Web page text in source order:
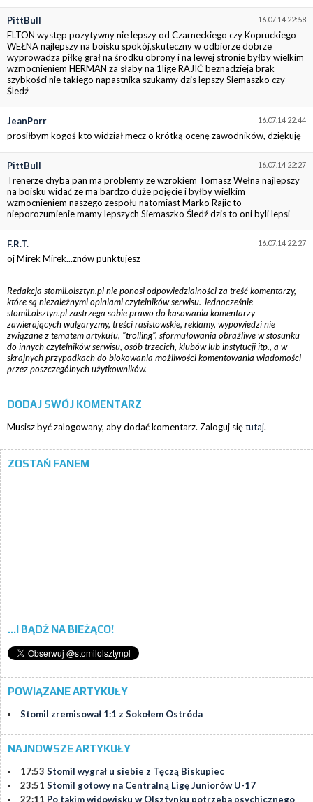
16.07.14 22:58
PittBull
ELTON występ pozytywny nie lepszy od Czarneckiego czy Kopruckiego
WEŁNA najlepszy na boisku spokój,skuteczny w odbiorze dobrze
wyprowadza piłkę grał na środku obrony i na lewej stronie byłby wielkim
wzmocnieniem HERMAN za słaby na 1lige RAJIĆ beznadzieja brak
szybkości nie takiego napastnika szukamy dzis lepszy Siemaszko czy
Śledź
16.07.14 22:44
JeanPorr
prosiłbym kogoś kto widział mecz o krótką ocenę zawodników, dziękuję
16.07.14 22:27
PittBull
Trenerze chyba pan ma problemy ze wzrokiem Tomasz Wełna najlepszy
na boisku widać ze ma bardzo duże pojęcie i byłby wielkim
wzmocnieniem naszego zespołu natomiast Marko Rajic to
nieporozumienie mamy lepszych Siemaszko Śledź dzis to oni byli lepsi
16.07.14 22:27
F.R.T.
oj Mirek Mirek...znów punktujesz
Redakcja stomil.olsztyn.pl nie ponosi odpowiedzialności za treść komentarzy,
które są niezależnymi opiniami czytelników serwisu. Jednocześnie
stomil.olsztyn.pl zastrzega sobie prawo do kasowania komentarzy
zawierających wulgaryzmy, treści rasistowskie, reklamy, wypowiedzi nie
związane z tematem artykułu, "trolling", sformułowania obraźliwe w stosunku
do innych czytelników serwisu, osób trzecich, klubów lub instytucji itp., a w
skrajnych przypadkach do blokowania możliwości komentowania wiadomości
przez poszczególnych użytkowników.
DODAJ SWÓJ KOMENTARZ
Musisz być zalogowany, aby dodać komentarz. Zaloguj siętutaj.
ZOSTAŃ FANEM
...I BĄDŹ NA BIEŻĄCO!
POWIĄZANE ARTYKUŁY
Stomil zremisował 1:1 z Sokołem Ostróda
NAJNOWSZE ARTYKUŁY
17:53 Stomil wygrał u siebie z Tęczą Biskupiec
23:51 Stomil gotowy na Centralną Ligę Juniorów U-17
22:11 Po takim widowisku w Olsztynku potrzeba psychicznego